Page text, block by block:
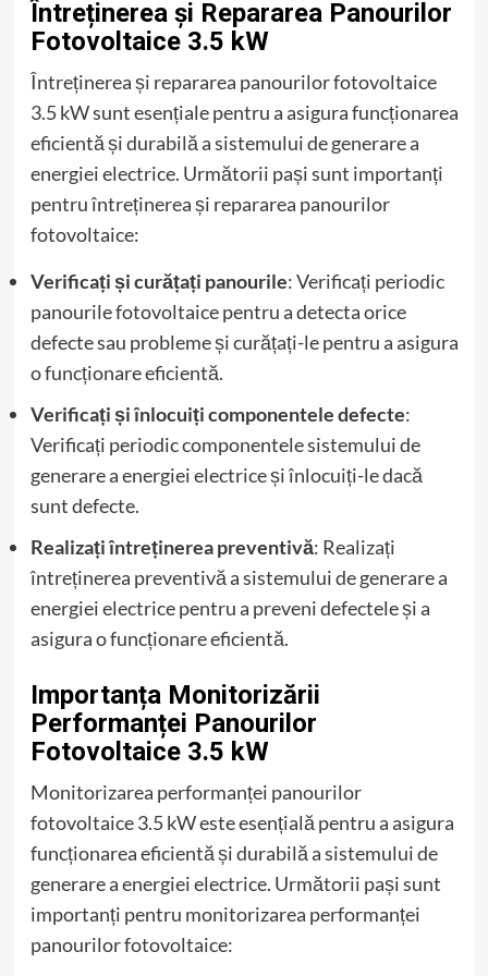
Întreținerea și Repararea Panourilor
Fotovoltaice 3.5 kW
Întreținerea și repararea panourilor fotovoltaice
3.5 kW sunt esențiale pentru a asigura funcționarea
eficientă și durabilă a sistemului de generare a
energiei electrice. Următorii pași sunt importanți
pentru întreținerea și repararea panourilor
fotovoltaice:
Verificați și curățați panourile: Verificați periodic
panourile fotovoltaice pentru a detecta orice
defecte sau probleme și curățați-le pentru a asigura
o funcționare eficientă.
Verificați și înlocuiți componentele defecte:
Verificați periodic componentele sistemului de
generare a energiei electrice și înlocuiți-le dacă
sunt defecte.
Realizați întreținerea preventivă: Realizați
întreținerea preventivă a sistemului de generare a
energiei electrice pentru a preveni defectele și a
asigura o funcționare eficientă.
Importanța Monitorizării
Performanței Panourilor
Fotovoltaice 3.5 kW
Monitorizarea performanței panourilor
fotovoltaice 3.5 kW este esențială pentru a asigura
funcționarea eficientă și durabilă a sistemului de
generare a energiei electrice. Următorii pași sunt
importanți pentru monitorizarea performanței
panourilor fotovoltaice: